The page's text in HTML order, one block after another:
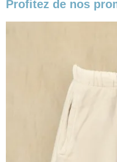
Profitez de nos